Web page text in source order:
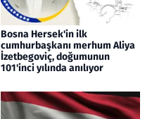
Bosna Hersek'in ilk
cumhurbaşkanı merhum Aliya
İzetbegoviç, doğumunun
101'inci yılında anılıyor